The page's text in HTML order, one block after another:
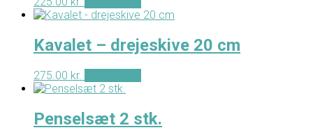
Kavalet – drejeskive 20 cm
275.00 kr.
Penselsæt 2 stk.